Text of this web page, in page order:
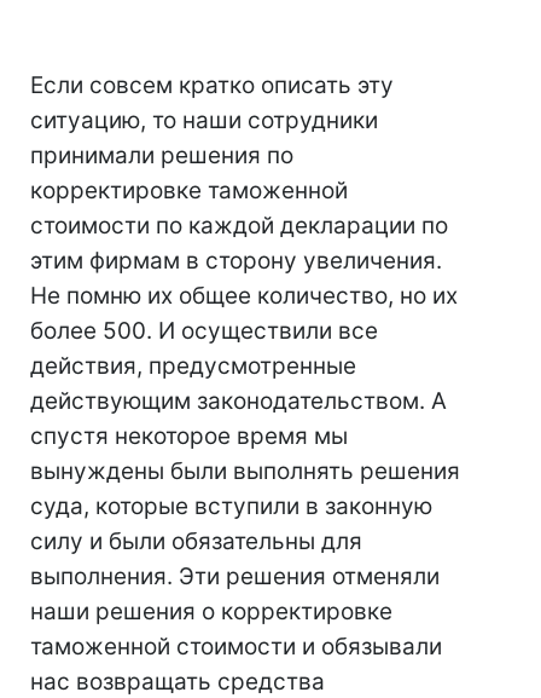
Если совсем кратко описать эту
ситуацию, то наши сотрудники
принимали решения по
корректировке таможенной
стоимости по каждой декларации по
этим фирмам в сторону увеличения.
Не помню их общее количество, но их
более 500. И осуществили все
действия, предусмотренные
действующим законодательством. А
спустя некоторое время мы
вынуждены были выполнять решения
суда, которые вступили в законную
силу и были обязательны для
выполнения. Эти решения отменяли
наши решения о корректировке
таможенной стоимости и обязывали
нас возвращать средства